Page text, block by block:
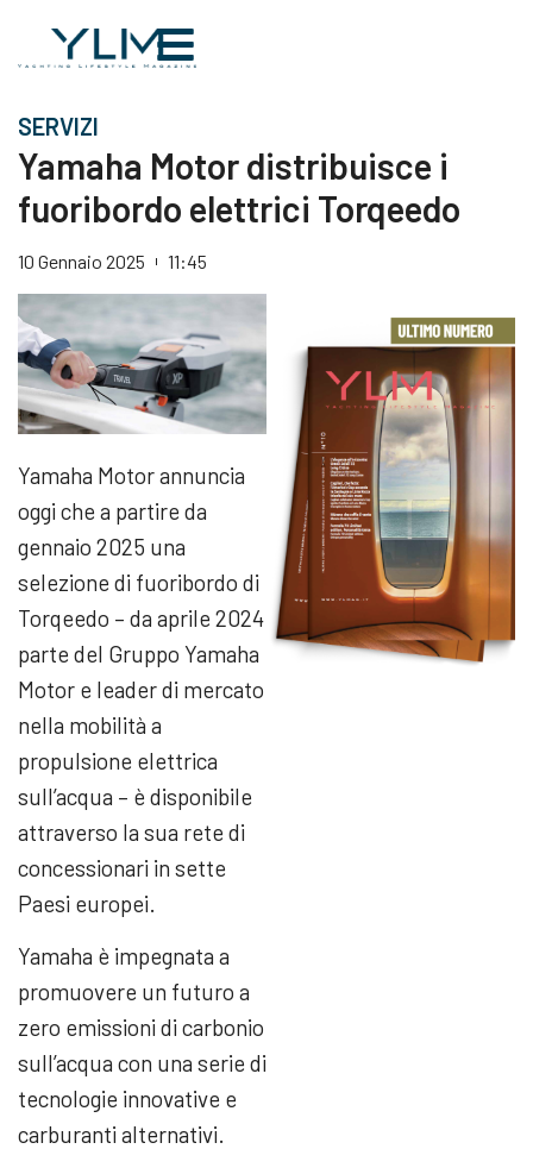
SERVIZI
Yamaha Motor distribuisce i
fuoribordo elettrici Torqeedo
10 Gennaio 2025 11:45
Yamaha Motor annuncia
oggi che a partire da
gennaio 2025 una
selezione di fuoribordo di
Torqeedo – da aprile 2024
parte del Gruppo Yamaha
Motor e leader di mercato
nella mobilità a
propulsione elettrica
sull’acqua – è disponibile
attraverso la sua rete di
concessionari in sette
Paesi europei.
Yamaha è impegnata a
promuovere un futuro a
zero emissioni di carbonio
sull’acqua con una serie di
tecnologie innovative e
carburanti alternativi.